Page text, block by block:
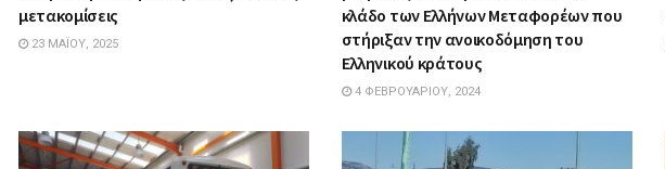
μετακομίσεις
23 ΜΑΪ́ΟΥ, 2025
κλάδο των Ελλήνων Μεταφορέων που
στήριξαν την ανοικοδόμηση του
Ελληνικού κράτους
4 ΦΕΒΡΟΥΑΡΊΟΥ, 2024